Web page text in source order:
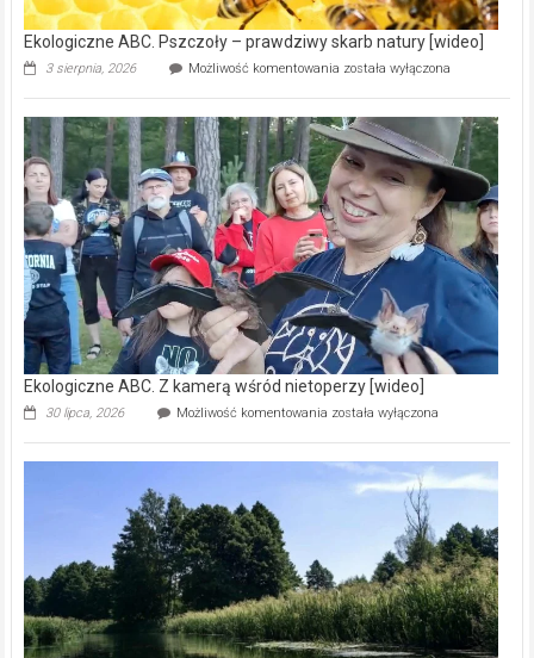
Ekologiczne ABC. Pszczoły – prawdziwy skarb natury [wideo]
3 sierpnia, 2026 Możliwość komentowania Ekologiczne
–
prawdziwy
skarb
natury
[wideo]
została wyłączona
Ekologiczne ABC. Z kamerą wśród nietoperzy [wideo]
30 lipca, 2026 Możliwość komentowania Ekologiczne
kamerą
wśród
została wyłączona